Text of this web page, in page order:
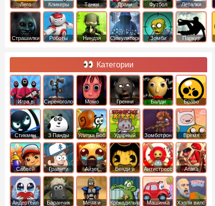
Лего Кликеры Танки Драки Футбол Леталки
Страшилки Роботы Ниндзя Симуляторы Зомби Паркур
Категории
Игра в
Кальмара
Сиреноголовый Момо Гренни Балди
Браво
Старс
Стикмен 3 Панды Улитка Боб
Ударный
отряд котят
Зомботрон
Время
Приключений
Сабвей
Серф
Гравити
Фолз
Айзек
Бенди и
Чернильная
машина
Антистресс
Атака
Титанов
Андертейл
Баранчик
Мечи и
Крокодильчик Машинка
Хэппи вилс